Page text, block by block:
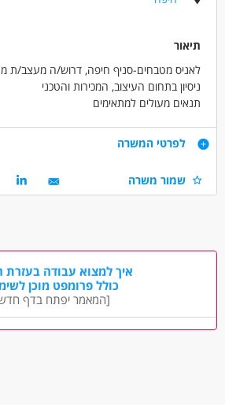
רפואה /רפואה אלטרנטיבית - בריאות הנפש
רפואה /רפואה אלטרנטיבית - רפואה כללי
מאפייני משרה
עבודה בשעות גמישות
עבודה מיידית
תיאור
לאניס מטבחים-סניף חיפה, דרוש/ה מעצב/ת
ניסיון בתחום העיצוב, המכירות והטכני
תנאים מעולים למתאימים
דרישות
עיצוב, שרטוט וגרפיקה - מעצב/ת מטבחים
עיצוב, שרטוט וגרפיקה - מעצב/ת פנים
כולל שישי
משרה מפוצלת
עבודה
לפרטי המשרה
שמור משרה
איך למצוא עבודה בעזרת
כולל פרומפט מוכן
[המאמר יפתח בדף